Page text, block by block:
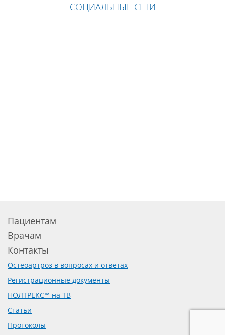
СОЦИАЛЬНЫЕ СЕТИ
Пациентам
Врачам
Контакты
Остеоартроз в вопросах и ответах
Регистрационные документы
НОЛТРЕКС™ на ТВ
Статьи
Протоколы